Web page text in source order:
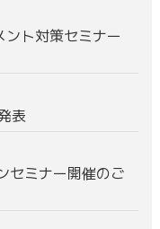
ト対策セミナー
表
ミナー開催のご